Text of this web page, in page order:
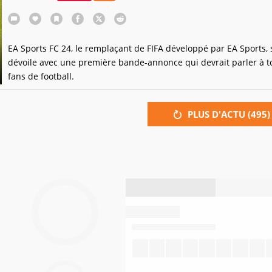
EA Sports FC 24, le remplaçant de FIFA développé par EA Sports,
dévoile avec une première bande-annonce qui devrait parler à
fans de football.
PLUS D'ACTU (495)